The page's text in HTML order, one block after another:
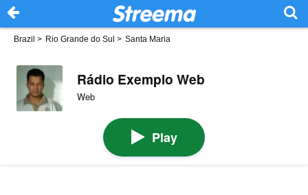
Brazil > Rio Grande do Sul > Santa Maria
Rádio Exemplo Web
Web
Play